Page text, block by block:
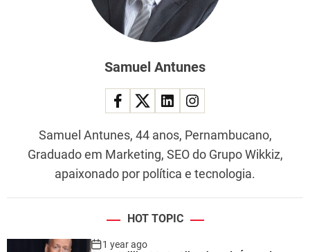
Samuel Antunes
Samuel Antunes, 44 anos, Pernambucano,
Graduado em Marketing, SEO do Grupo Wikkiz,
apaixonado por política e tecnologia.
HOT TOPIC
1 year ago